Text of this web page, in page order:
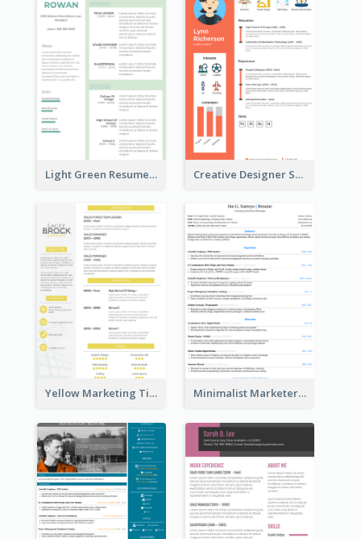
Light Green Resume Creative Designer Student Resume
Yellow Marketing Timeline Consultant Resume Minimalist Marketer Resume